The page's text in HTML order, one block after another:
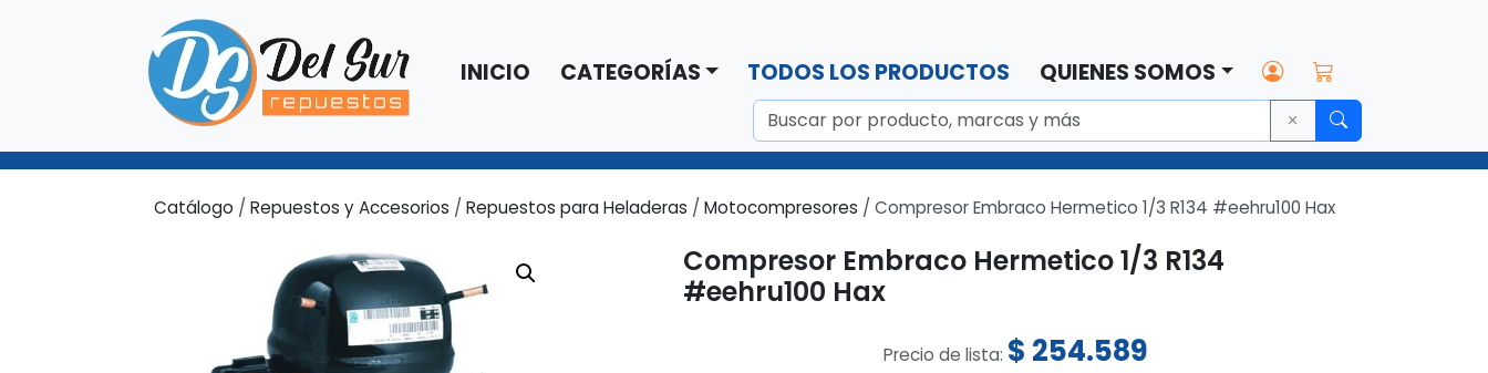
INICIO CATEGORÍAS TODOS LOS PRODUCTOS QUIENES SOMOS
Catálogo / Repuestos y Accesorios / Repuestos para Heladeras / Motocompresores / Compresor Embraco Hermetico 1/3 R134 #eehru100 Hax
Compresor Embraco Hermetico 1/3 R134
#eehru100 Hax
Precio de lista: $ 254.589